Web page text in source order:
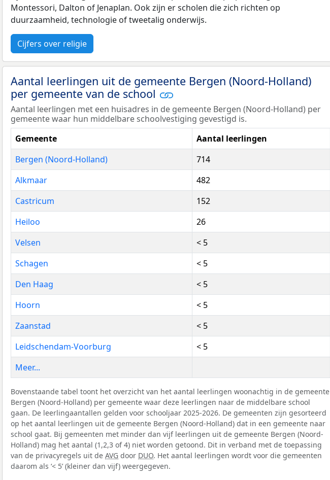
Montessori, Dalton of Jenaplan. Ook zijn er scholen die zich richten op
duurzaamheid, technologie of tweetalig onderwijs.
Cijfers over religie
Aantal leerlingen uit de gemeente Bergen (Noord-Holland)
per gemeente van de school
Aantal leerlingen met een huisadres in de gemeente Bergen (Noord-Holland) per
gemeente waar hun middelbare schoolvestiging gevestigd is.
Gemeente
Aantal leerlingen
Bergen (Noord-Holland)
714
Alkmaar
482
Castricum
152
Heiloo
26
Velsen
< 5
Schagen
< 5
Den Haag
< 5
Hoorn
< 5
Zaanstad
< 5
Leidschendam-Voorburg
< 5
Meer...
Bovenstaande tabel toont het overzicht van het aantal leerlingen woonachtig in de gemeente
Bergen (Noord-Holland) per gemeente waar deze leerlingen naar de middelbare school
gaan. De leerlingaantallen gelden voor schooljaar 2025-2026. De gemeenten zijn gesorteerd
op het aantal leerlingen uit de gemeente Bergen (Noord-Holland) dat in een gemeente naar
school gaat. Bij gemeenten met minder dan vijf leerlingen uit de gemeente Bergen (Noord-
Holland) mag het aantal (1,2,3 of 4) niet worden getoond. Dit in verband met de toepassing
van de privacyregels uit de AVG door DUO. Het aantal leerlingen wordt voor die gemeenten
daarom als ‘< 5’ (kleiner dan vijf) weergegeven.